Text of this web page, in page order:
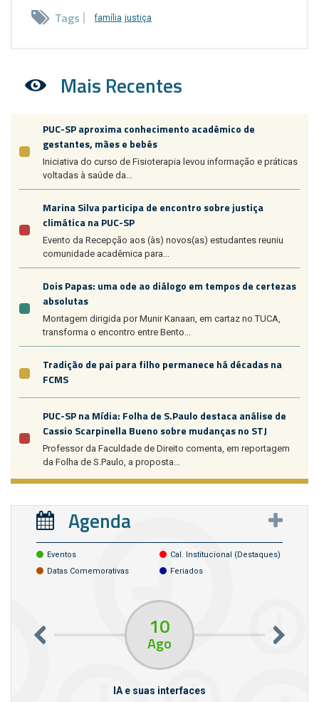
Tags família justiça
Mais Recentes
PUC-SP aproxima conhecimento acadêmico de
gestantes, mães e bebês
Iniciativa do curso de Fisioterapia levou informação e práticas
voltadas à saúde da...
Marina Silva participa de encontro sobre justiça
climática na PUC-SP
Evento da Recepção aos (às) novos(as) estudantes reuniu
comunidade acadêmica para...
Dois Papas: uma ode ao diálogo em tempos de certezas
absolutas
Montagem dirigida por Munir Kanaan, em cartaz no TUCA,
transforma o encontro entre Bento...
Tradição de pai para filho permanece há décadas na
FCMS
PUC-SP na Mídia: Folha de S.Paulo destaca análise de
Cassio Scarpinella Bueno sobre mudanças no STJ
Professor da Faculdade de Direito comenta, em reportagem
da Folha de S.Paulo, a proposta...
Agenda
Eventos
Cal. Institucional (destaques)
Datas Comemorativas
Feriados
10
Ago
IA e suas interfaces